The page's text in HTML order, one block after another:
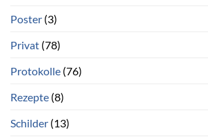
Poster (3)
Privat (78)
Protokolle (76)
Rezepte (8)
Schilder (13)